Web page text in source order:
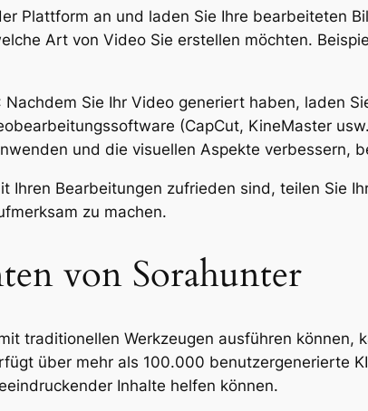
Plattform an und laden Sie Ihre bearbeiteten
Art von Video Sie erstellen möchten.
Nachdem Sie Ihr Video generiert haben, laden
(CapCut, KineMaster
und die visuellen Aspekte verbessern,
Ihren Bearbeitungen zufrieden sind, teilen Sie
zu machen.
von Sorahunter
traditionellen Werkzeugen ausführen können,
über mehr als 100.000 benutzergenerierte
Inhalte helfen können.